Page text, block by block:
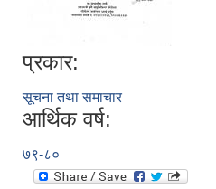
प्रकार:
सूचना तथा समाचार
आर्थिक वर्ष:
७९-८०